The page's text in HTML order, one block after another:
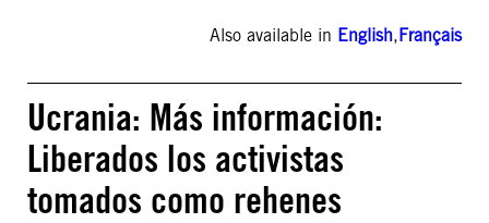
Also available in English,Français
Ucrania: Más información:
Liberados los activistas
tomados como rehenes